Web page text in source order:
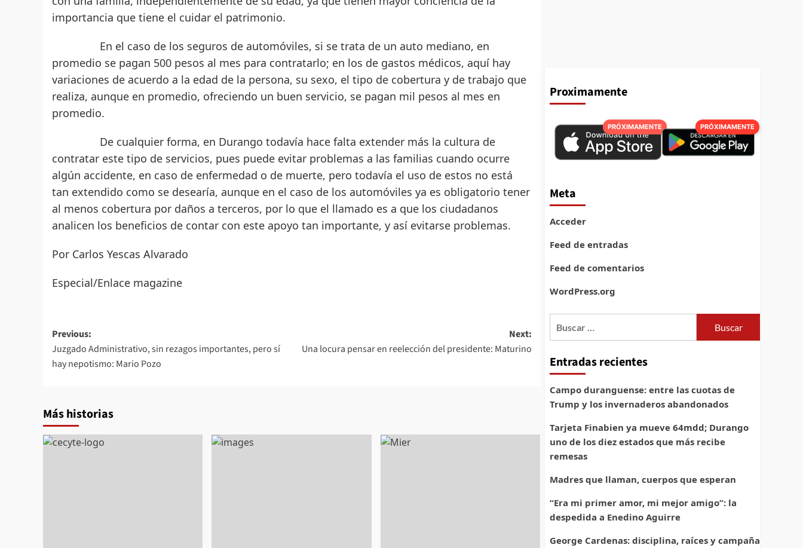
importancia que tiene el cuidar el patrimonio.
En el caso de los seguros de automóviles, si se trata de un auto mediano, en
promedio se pagan 500 pesos al mes para contratarlo; en los de gastos médicos, aquí hay
variaciones de acuerdo a la edad de la persona, su sexo, el tipo de cobertura y de trabajo que
realiza, aunque en promedio, ofreciendo un buen servicio, se pagan mil pesos al mes en
promedio.
De cualquier forma, en Durango todavía hace falta extender más la cultura de
contratar este tipo de servicios, pues puede evitar problemas a las familias cuando ocurre
algún accidente, en caso de enfermedad o de muerte, pero todavía el uso de estos no está
tan extendido como se desearía, aunque en el caso de los automóviles ya es obligatorio tener
al menos cobertura por daños a terceros, por lo que el llamado es a que los ciudadanos
analicen los beneficios de contar con este apoyo tan importante, y así evitarse problemas.
Por Carlos Yescas Alvarado
Especial/Enlace magazine
Post
navigation
Previous:
Juzgado Administrativo, sin rezagos importantes, pero sí
hay nepotismo: Mario Pozo
Next:
Una locura pensar en reelección del presidente: Maturino
Más historias
Proximamente
PRÓXIMAMENTE PRÓXIMAMENTE
Meta
Acceder
Feed de entradas
Feed de comentarios
WordPress.org
Entradas recientes
Campo duranguense: entre las cuotas de
Trump y los invernaderos abandonados
Tarjeta Finabien ya mueve 64mdd; Durango
uno de los diez estados que más recibe
remesas
Madres que llaman, cuerpos que esperan
“Era mi primer amor, mi mejor amigo”: la
despedida a Enedino Aguirre
George Cardenas: disciplina, raíces y campaña